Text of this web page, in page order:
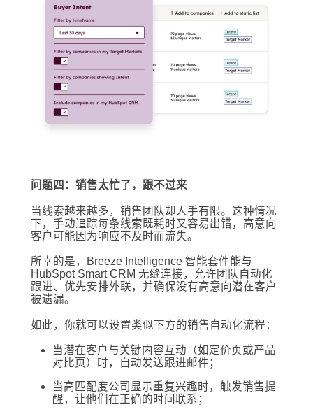
问题四：销售太忙了，跟不过来
当线索越来越多，销售团队却人手有限。这种情况
下，手动追踪每条线索既耗时又容易出错，高意向
客户可能因为响应不及时而流失。
所幸的是，Breeze Intelligence 智能套件能与
HubSpot Smart CRM 无缝连接，允许团队自动化
跟进、优先安排外联，并确保没有高意向潜在客户
被遗漏。
如此，你就可以设置类似下方的销售自动化流程：
当潜在客户与关键内容互动（如定价页或产品
对比页）时，自动发送跟进邮件；
当高匹配度公司显示重复兴趣时，触发销售提
醒，让他们在正确的时间联系；